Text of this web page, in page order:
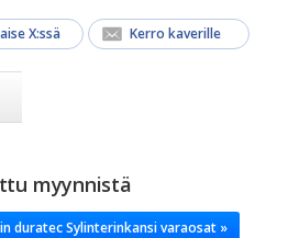
X:ssä Kerro kaverille
myynnistä
duratec Sylinterinkansi varaosat »